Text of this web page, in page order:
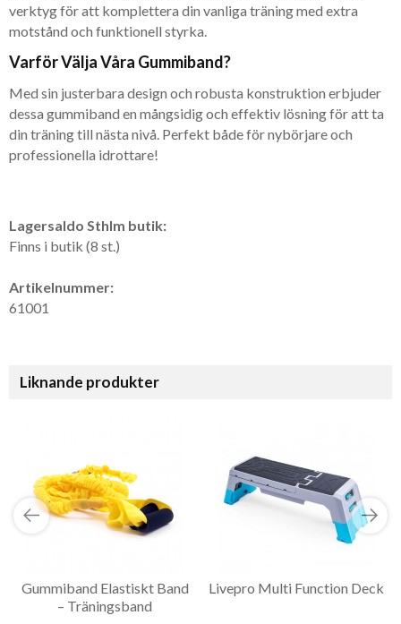
verktyg för att komplettera din vanliga träning med extra
motstånd och funktionell styrka.
Varför Välja Våra Gummiband?
Med sin justerbara design och robusta konstruktion erbjuder
dessa gummiband en mångsidig och effektiv lösning för att ta
din träning till nästa nivå. Perfekt både för nybörjare och
professionella idrottare!
Lagersaldo Sthlm butik:
Finns i butik (8 st.)
Artikelnummer:
61001
Liknande produkter
Gummiband Elastiskt Band
– Träningsband
Livepro Multi Function Deck